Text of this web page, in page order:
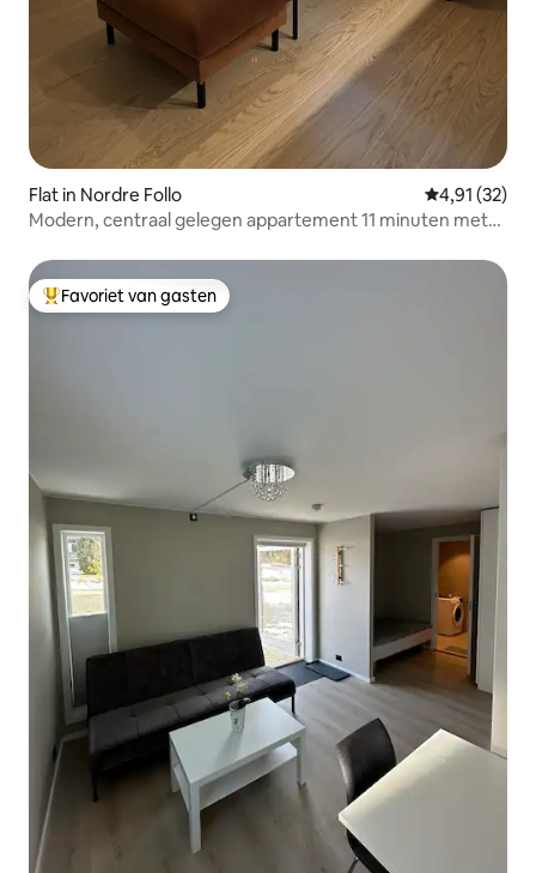
Flat in Nordre Follo Gemiddelde
4,91 (32)
Modern, centraal gelegen appartement 11 minuten met
Topfavoriet van gasten
Favoriet van gasten